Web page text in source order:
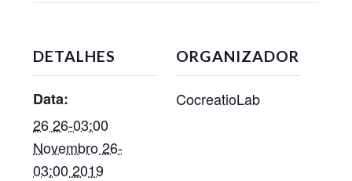
DETALHES
Data:
26 26-03:00
Novembro 26-
03:00 2019
ORGANIZADOR
CocreatioLab